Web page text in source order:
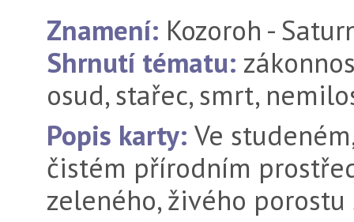
Znamení: Kozoroh -
Shrnutí tématu:
osud, stařec, smrt,
Popis karty: Ve
čistém přírodním
zeleného, živého porostu